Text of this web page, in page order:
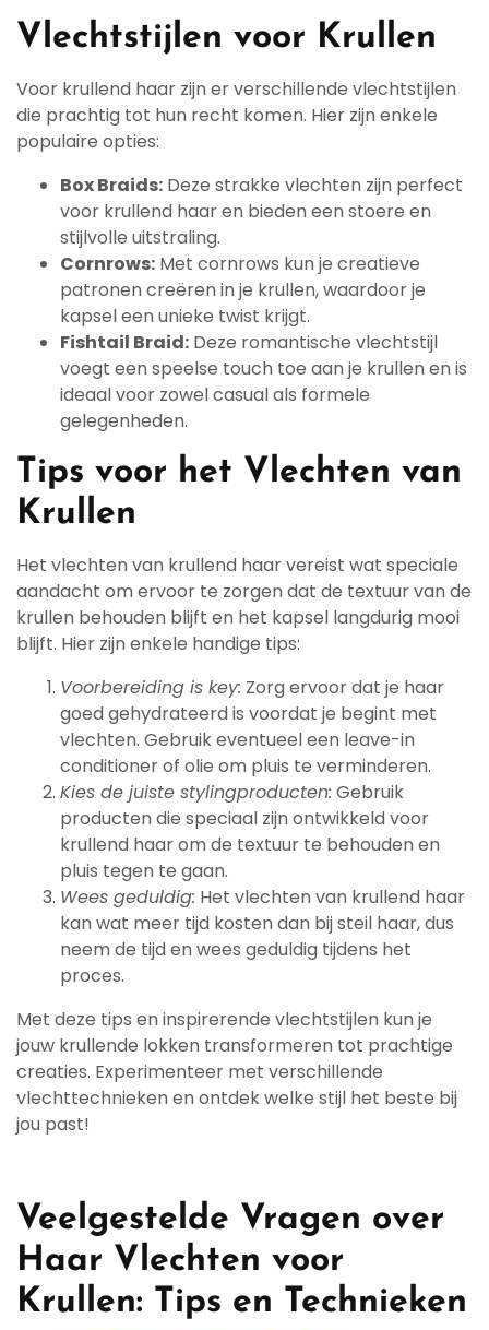
Vlechtstijlen voor Krullen
Voor krullend haar zijn er verschillende vlechtstijlen
die prachtig tot hun recht komen. Hier zijn enkele
populaire opties:
Box Braids: Deze strakke vlechten zijn perfect
voor krullend haar en bieden een stoere en
stijlvolle uitstraling.
Cornrows: Met cornrows kun je creatieve
patronen creëren in je krullen, waardoor je
kapsel een unieke twist krijgt.
Fishtail Braid: Deze romantische vlechtstijl
voegt een speelse touch toe aan je krullen en is
ideaal voor zowel casual als formele
gelegenheden.
Tips voor het Vlechten van
Krullen
Het vlechten van krullend haar vereist wat speciale
aandacht om ervoor te zorgen dat de textuur van de
krullen behouden blijft en het kapsel langdurig mooi
blijft. Hier zijn enkele handige tips:
Voorbereiding is key: Zorg ervoor dat je haar
goed gehydrateerd is voordat je begint met
vlechten. Gebruik eventueel een leave-in
conditioner of olie om pluis te verminderen.
Kies de juiste stylingproducten: Gebruik
producten die speciaal zijn ontwikkeld voor
krullend haar om de textuur te behouden en
pluis tegen te gaan.
Wees geduldig: Het vlechten van krullend haar
kan wat meer tijd kosten dan bij steil haar, dus
neem de tijd en wees geduldig tijdens het
proces.
Met deze tips en inspirerende vlechtstijlen kun je
jouw krullende lokken transformeren tot prachtige
creaties. Experimenteer met verschillende
vlechttechnieken en ontdek welke stijl het beste bij
jou past!
Veelgestelde Vragen over
Haar Vlechten voor
Krullen: Tips en Technieken